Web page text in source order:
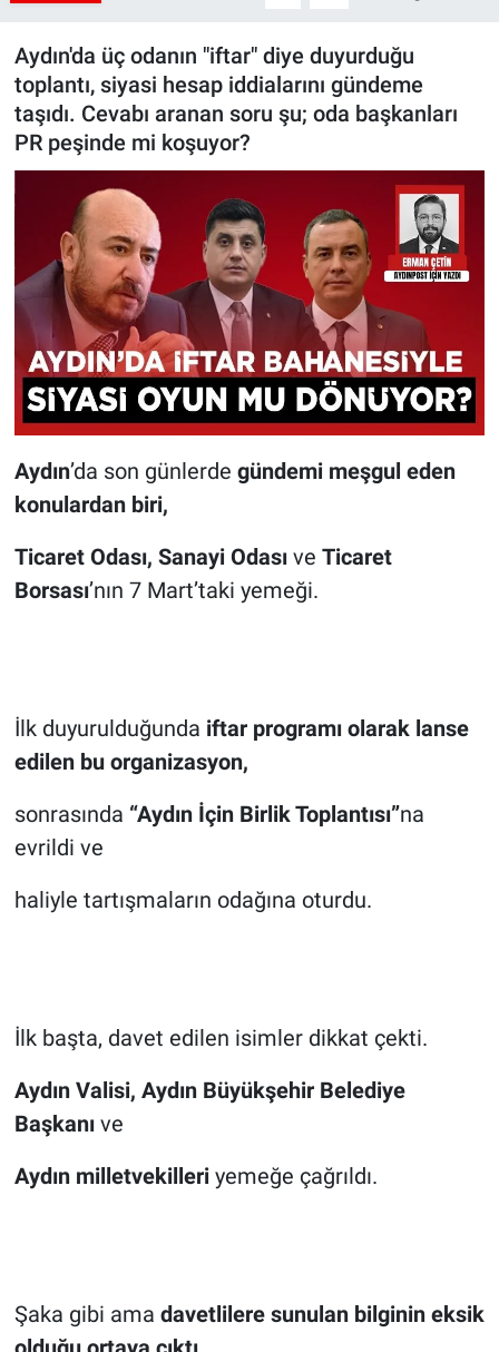
Aydın'da üç odanın "iftar" diye duyurduğu
toplantı, siyasi hesap iddialarını gündeme
taşıdı. Cevabı aranan soru şu; oda başkanları
PR peşinde mi koşuyor?
Aydın’da son günlerde gündemi meşgul eden
konulardan biri,
Ticaret Odası, Sanayi Odası ve Ticaret
Borsası’nın 7 Mart’taki yemeği.
İlk duyurulduğunda iftar programı olarak lanse
edilen bu organizasyon,
sonrasında “Aydın İçin Birlik Toplantısı”na
evrildi ve
haliyle tartışmaların odağına oturdu.
İlk başta, davet edilen isimler dikkat çekti.
Aydın Valisi, Aydın Büyükşehir Belediye
Başkanıve
Aydın milletvekilleriyemeğe çağrıldı.
Şaka gibi ama davetlilere sunulan bilginin eksik